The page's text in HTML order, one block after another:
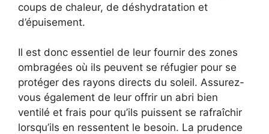
coups de chaleur, de déshydratation et
d’épuisement.
Il est donc essentiel de leur fournir des zones
ombragées où ils peuvent se réfugier pour se
protéger des rayons directs du soleil. Assurez-
vous également de leur offrir un abri bien
ventilé et frais pour qu’ils puissent se rafraîchir
lorsqu’ils en ressentent le besoin. La prudence